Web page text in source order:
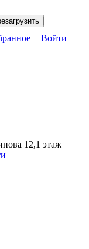
Войти
12,1 этаж